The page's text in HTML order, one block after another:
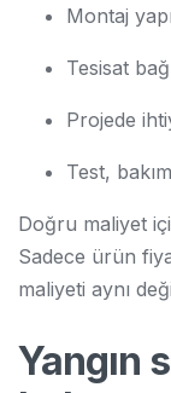
Montaj
Tesisat
Projede
Test,
Doğru maliyet
Sadece ürün
maliyeti aynı
Yangın